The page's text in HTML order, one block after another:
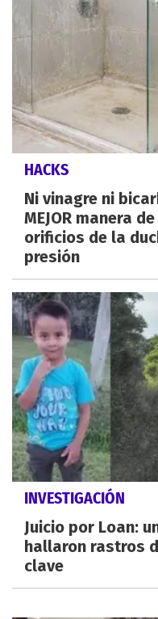
HACKS
Ni vinagre ni
MEJOR manera
orificios de la
presión
INVESTIGACIÓN
Juicio por Loan:
hallaron rastros
clave